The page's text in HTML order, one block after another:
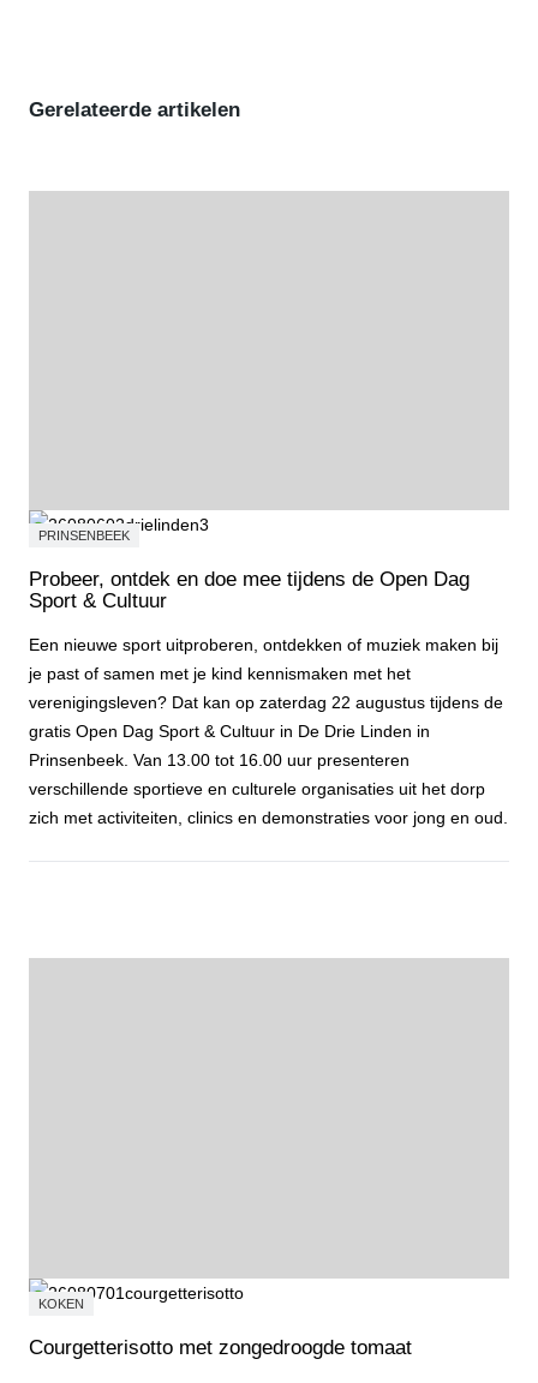
Gerelateerde artikelen
PRINSENBEEK
Probeer, ontdek en doe mee tijdens de Open Dag
Sport & Cultuur
Een nieuwe sport uitproberen, ontdekken of muziek maken bij
je past of samen met je kind kennismaken met het
verenigingsleven? Dat kan op zaterdag 22 augustus tijdens de
gratis Open Dag Sport & Cultuur in De Drie Linden in
Prinsenbeek. Van 13.00 tot 16.00 uur presenteren
verschillende sportieve en culturele organisaties uit het dorp
zich met activiteiten, clinics en demonstraties voor jong en oud.
KOKEN
Courgetterisotto met zongedroogde tomaat